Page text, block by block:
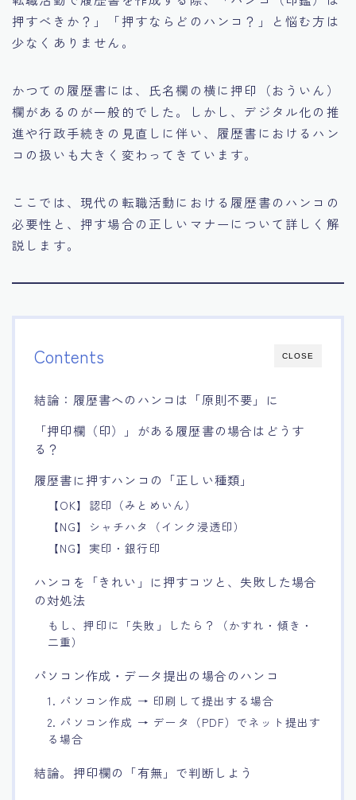
14.デジタル化やAIの進化がもたらす影響
押すべきか？」「押すならどのハンコ？」と悩む方は
少なくありません。
かつての履歴書には、氏名欄の横に押印（おういん）
欄があるのが一般的でした。しかし、デジタル化の推
進や行政手続きの見直しに伴い、履歴書におけるハン
コの扱いも大きく変わってきています。
ここでは、現代の転職活動における履歴書のハンコの
必要性と、押す場合の正しいマナーについて詳しく解
説します。
CLOSE
Contents
結論：履歴書へのハンコは「原則不要」に
「押印欄（印）」がある履歴書の場合はどうす
る？
履歴書に押すハンコの「正しい種類」
【OK】認印（みとめいん）
【NG】シャチハタ（インク浸透印）
【NG】実印・銀行印
ハンコを「きれい」に押すコツと、失敗した場合
の対処法
もし、押印に「失敗」したら？（かすれ・傾き・
二重）
パソコン作成・データ提出の場合のハンコ
1. パソコン作成 → 印刷して提出する場合
2. パソコン作成 → データ（PDF）でネット提出す
る場合
結論。押印欄の「有無」で判断しよう